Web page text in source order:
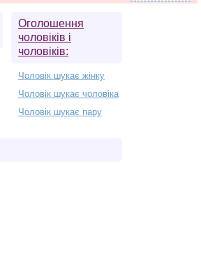
Оголошення
чоловіків і
чоловіків:
Чоловік шукає жінку
Чоловік шукає чоловіка
Чоловік шукає пару